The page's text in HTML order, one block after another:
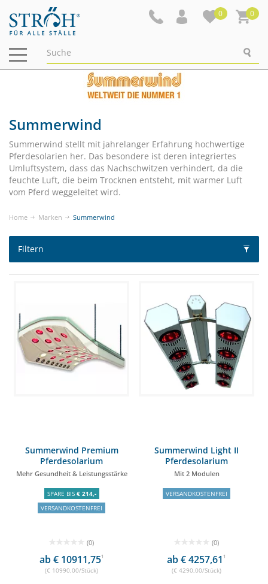
0 0
Navigation
ein-/ausblenden
Summerwind
Summerwind stellt mit jahrelanger Erfahrung hochwertige
Pferdesolarien her. Das besondere ist deren integriertes
Umluftsystem, dass das Nachschwitzen verhindert, da die
feuchte Luft, die beim Trocknen entsteht, mit warmer Luft
vom Pferd weggeleitet wird.
Home Marken Summerwind
Filtern
Summerwind Premium
Pferdesolarium
Mehr Gesundheit & Leistungsstärke
SPARE BIS € 214,-
VERSANDKOSTENFREI
(0)
ab € 10911,751
(€ 10990,00/Stück)
Summerwind Light II
Pferdesolarium
Mit 2 Modulen
VERSANDKOSTENFREI
(0)
ab € 4257,61 1
(€ 4290,00/Stück)